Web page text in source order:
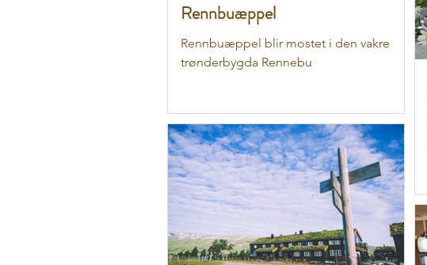
Rennbuæppel
Rennbuæppel blir mostet i den vakre
trønderbygda Rennebu